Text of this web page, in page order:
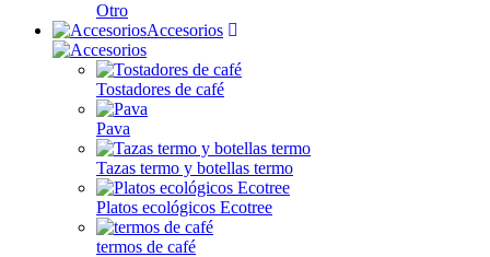
Otro
Accesorios
Tostadores de café
Pava
Tazas termo y botellas termo
Platos ecológicos Ecotree
termos de café